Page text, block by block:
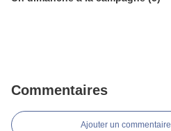
Commentaires
Ajouter un commentaire